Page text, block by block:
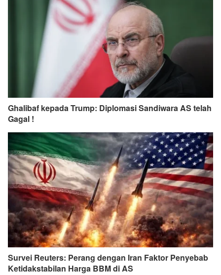
Ghalibaf kepada Trump: Diplomasi Sandiwara AS telah
Gagal !
Survei Reuters: Perang dengan Iran Faktor Penyebab
Ketidakstabilan Harga BBM di AS